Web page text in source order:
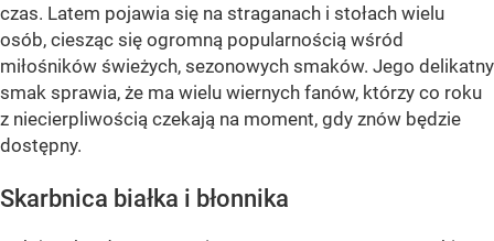
czas. Latem pojawia się na straganach i stołach wielu
osób, ciesząc się ogromną popularnością wśród
miłośników świeżych, sezonowych smaków. Jego delikatny
smak sprawia, że ma wielu wiernych fanów, którzy co roku
z niecierpliwością czekają na moment, gdy znów będzie
dostępny.
Skarbnica białka i błonnika